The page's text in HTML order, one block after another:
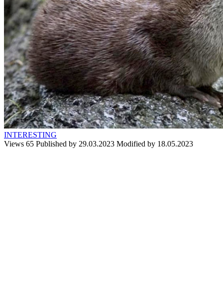
INTERESTING
Views 65 Published by 29.03.2023 Modified by 18.05.2023